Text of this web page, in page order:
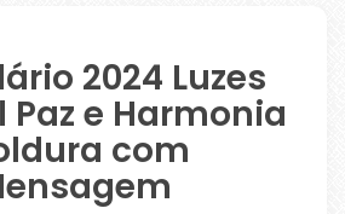
2024 Luzes
Paz e Harmonia
com